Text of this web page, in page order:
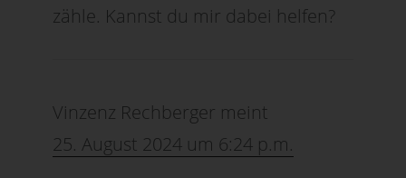
zähle. Kannst du mir dabei helfen?
Vinzenz Rechberger meint
25. August 2024 um 6:24 p.m.